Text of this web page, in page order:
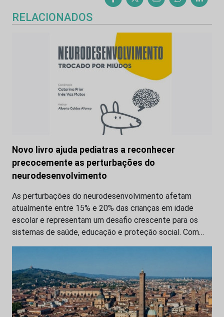
RELACIONADOS
Novo livro ajuda pediatras a reconhecer
precocemente as perturbações do
neurodesenvolvimento
As perturbações do neurodesenvolvimento afetam
atualmente entre 15% e 20% das crianças em idade
escolar e representam um desafio crescente para os
sistemas de saúde, educação e proteção social. Com…